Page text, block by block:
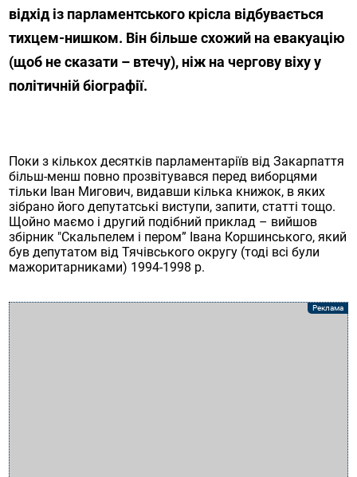
відхід із парламентського крісла відбувається
тихцем-нишком. Він більше схожий на евакуацію
(щоб не сказати – втечу), ніж на чергову віху у
політичній біографії.
Поки з кількох десятків парламентаріїв від Закарпаття
більш-менш повно прозвітувався перед виборцями
тільки Іван Мигович, видавши кілька книжок, в яких
зібрано його депутатські виступи, запити, статті тощо.
Щойно маємо і другий подібний приклад – вийшов
збірник "Скальпелем і пером” Івана Коршинського, який
був депутатом від Тячівського округу (тоді всі були
мажоритарниками) 1994-1998 р.